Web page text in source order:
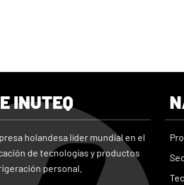
INUTEQ
holandesa líder mundial en el
de tecnologías y productos
personal.